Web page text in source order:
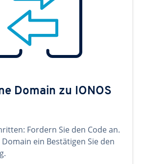
Domain zu IONOS
Fordern Sie den Code an.
Domain ein Bestätigen Sie den